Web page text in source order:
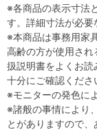
※各商品の表示寸法
す。詳細寸法が必要
※本商品は事務用家
高齢の方が使用され
扱説明書をよくお
十分にご確認くださ
※モニターの発色に
※諸般の事情により
とがありますので、